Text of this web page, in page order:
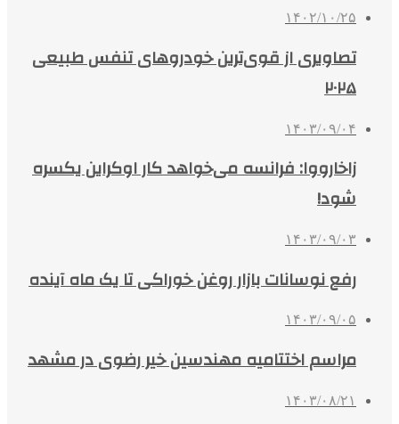
۱۴۰۲/۱۰/۲۵
تصاویری از قوی‌ترین خودروهای تنفس طبیعی
۲۰۲۵
۱۴۰۳/۰۹/۰۴
زاخارووا: فرانسه می‌خواهد کار اوکراین یکسره
شود!
۱۴۰۳/۰۹/۰۳
رفع نوسانات بازار روغن خوراکی تا یک ماه آینده
۱۴۰۳/۰۹/۰۵
مراسم اختتامیه مهندسین خیر رضوی در مشهد
۱۴۰۳/۰۸/۲۱